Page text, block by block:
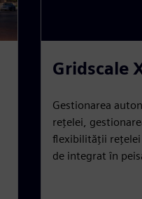
Gridscale
Gestionarea
rețelei,
flexibilității rețelei
de integrat în